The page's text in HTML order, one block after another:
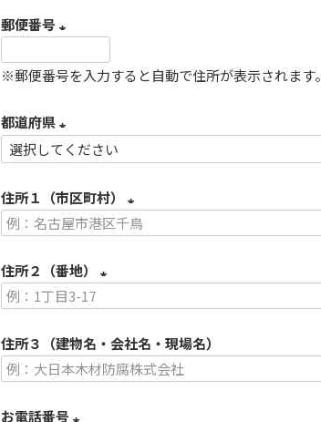
)
郵便番号
(
必
)
※郵便番号を入力すると自動で住所が表示されます。
都道府県
(
須
)
住所１（市区町村）
(
須
)
住所２（番地）
(
須
)
住所３（建物名・会社名・現場名）
お電話番号